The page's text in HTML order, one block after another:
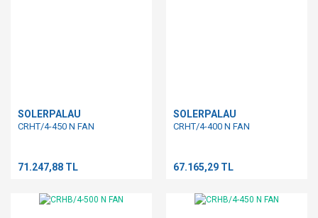
SOLERPALAU
CRHT/4-450 N FAN
71.247,88 TL
SOLERPALAU
CRHT/4-400 N FAN
67.165,29 TL